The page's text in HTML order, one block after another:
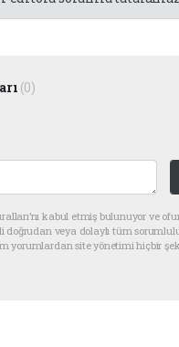
(0)
kabul etmiş bulunuyor ve
doğrudan veya dolaylı tüm
yorumlardan site yönetimi hiçbir